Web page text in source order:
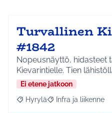
Turvallinen
#1842
Nopeusnäyttö, hidasteet
Kievarintielle. Tien
Ei etene jatkoon
Rajaa tulokset aihepiirin
Hyrylä Rajaa tulokset
Infra ja liikenne